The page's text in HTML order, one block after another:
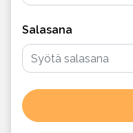
Salasana